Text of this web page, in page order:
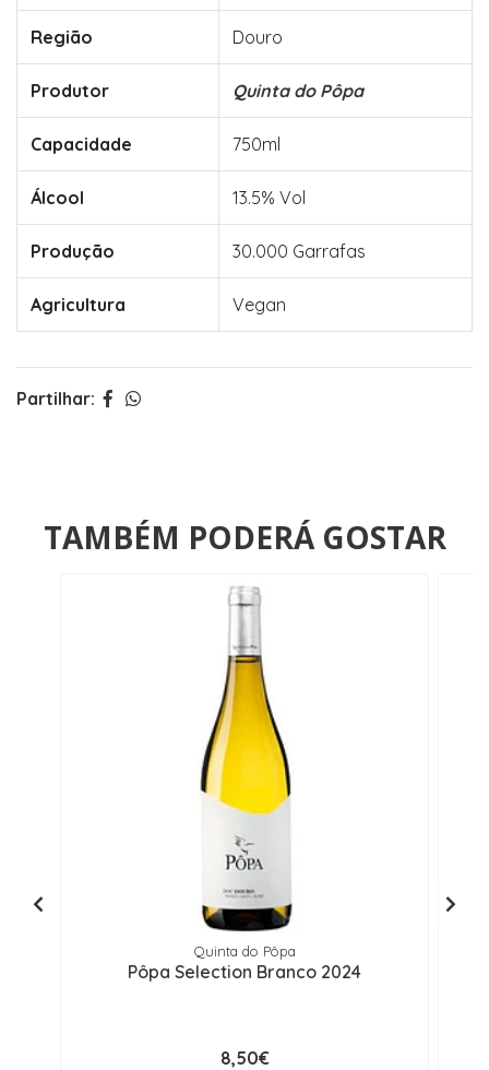
Região Douro
Produtor Quinta do Pôpa
Capacidade 750ml
Álcool 13.5% Vol
Produção 30.000 Garrafas
Agricultura Vegan
Partilhar:
TAMBÉM PODERÁ GOSTAR
Quinta do Pôpa
Pôpa Selection Branco 2024
8,50€